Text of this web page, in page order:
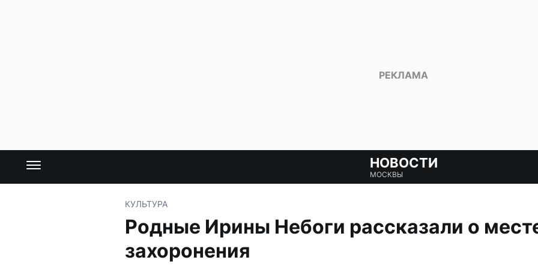
НОВОСТИ
МОСКВЫ
КУЛЬТУРА
Родные Ирины Небоги рассказали о
захоронения